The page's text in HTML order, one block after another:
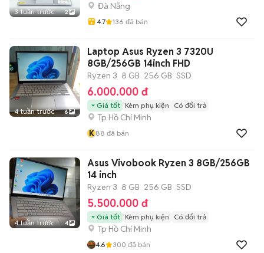
3 tuần trước 2
Đà Nẵng
4.7 136 đã bán
4 tuần trước 6
Laptop Asus Ryzen 3 7320U
8GB/256GB 14inch FHD
Ryzen 3 8 GB 256 GB SSD
6.000.000 đ
Giá tốt Kèm phụ kiện Có đổi trả
Tp Hồ Chí Minh
K88 đã bán
4 tuần trước 4
Asus Vivobook Ryzen 3 8GB/256GB
14 inch
Ryzen 3 8 GB 256 GB SSD
5.500.000 đ
Giá tốt Kèm phụ kiện Có đổi trả
Tp Hồ Chí Minh
4.6 300 đã bán